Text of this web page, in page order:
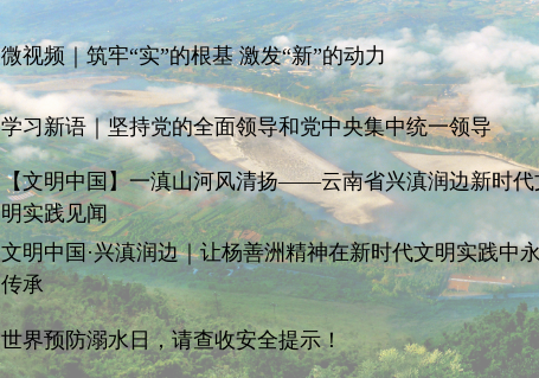
微视频｜筑牢“实”的根基 激发“新”的动力
学习新语｜坚持党的全面领导和党中央集中统一领导
【文明中国】一滇山河风清扬——云南省兴滇润边新时代
明实践见闻
文明中国·兴滇润边｜让杨善洲精神在新时代文明实践中
传承
世界预防溺水日，请查收安全提示！